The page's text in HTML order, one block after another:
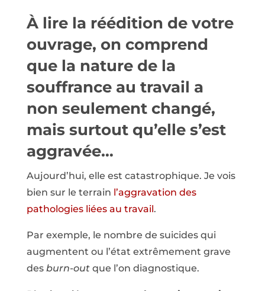
À lire la réédition de votre
ouvrage, on comprend
que la nature de la
souffrance au travail a
non seulement changé,
mais surtout qu’elle s’est
aggravée…
Aujourd’hui, elle est catastrophique. Je vois
bien sur le terrain l’aggravation des
pathologies liées au travail.
Par exemple, le nombre de suicides qui
augmentent ou l’état extrêmement grave
des burn-out que l’on diagnostique.